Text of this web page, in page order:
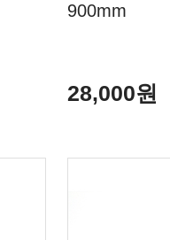
900mm
28,000원